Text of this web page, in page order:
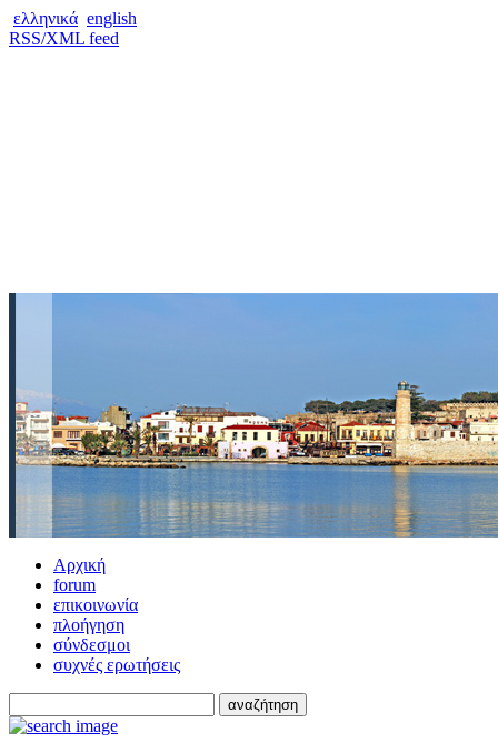
ελληνικά english
RSS/XML feed
Αρχική
forum
επικοινωνία
πλοήγηση
σύνδεσμοι
συχνές ερωτήσεις